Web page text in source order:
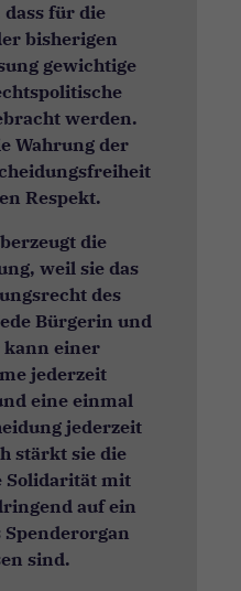
für die
bisherigen
gewichtige
werden.
Wahrung der
Respekt.
die
weil sie das
des
Bürgerin und
kann einer
jederzeit
eine einmal
jederzeit
stärkt sie die
Solidarität mit
auf ein
sind.